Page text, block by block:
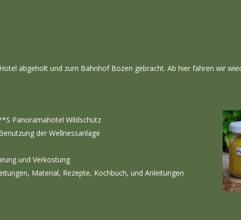
abgeholt und zum Bahnhof Bozen gebracht. Ab hier fahren wir
Panoramahotel Wildschütz
der Wellnessanlage
und Verkostung
Material, Rezepte, Kochbuch, und Anleitungen